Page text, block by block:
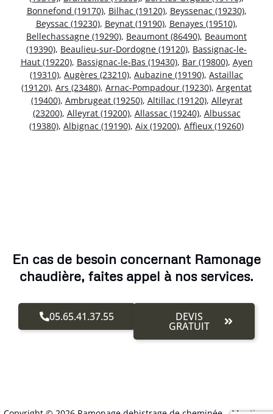
Bonnefond (19170), Bilhac (19120), Beyssenac (19230),
Beyssac (19230), Beynat (19190), Benayes (19510),
Bellechassagne (19290), Beaumont (86490), Beaumont
(19390), Beaulieu-sur-Dordogne (19120), Bassignac-le-
Haut (19220), Bassignac-le-Bas (19430), Bar (19800), Ayen
(19310), Augères (23210), Aubazine (19190), Astaillac
(19120), Ars (23480), Arnac-Pompadour (19230), Argentat
(19400), Ambrugeat (19250), Altillac (19120), Alleyrat
(23200), Alleyrat (19200), Allassac (19240), Albussac
(19380), Albignac (19190), Aix (19200), Affieux (19260)
En cas de besoin concernant Ramonage
chaudière, faites appel à nos services.
05.65.41.37.55 DEVIS
GRATUIT